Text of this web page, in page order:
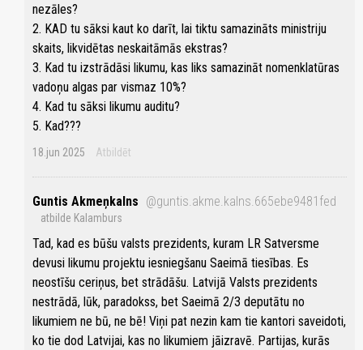
nezāles?
2. KAD tu sāksi kaut ko darīt, lai tiktu samazināts ministriju
skaits, likvidētas neskaitāmās ekstras?
3. Kad tu izstrādāsi likumu, kas liks samazināt nomenklatūras
vadoņu algas par vismaz 10%?
4. Kad tu sāksi likumu auditu?
5. Kad???
18.jun 2025 Atbildēt
Guntis Akmeņkalns @guntis.akme.kalns.665ebe9481fed
atbilde Kalamburs
Tad, kad es būšu valsts prezidents, kuram LR Satversme
devusi likumu projektu iesniegšanu Saeimā tiesības. Es
neostīšu ceriņus, bet strādāšu. Latvijā Valsts prezidents
nestrādā, lūk, paradokss, bet Saeimā 2/3 deputātu no
likumiem ne bū, ne bē! Viņi pat nezin kam tie kantori saveidoti,
ko tie dod Latvijai, kas no likumiem jāizravē. Partijas, kurās